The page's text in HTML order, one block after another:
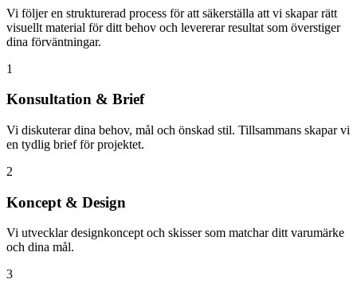
Vi följer en strukturerad process för att säkerställa att vi skapar rätt
visuellt material för ditt behov och levererar resultat som överstiger
dina förväntningar.
1
Konsultation & Brief
Vi diskuterar dina behov, mål och önskad stil. Tillsammans skapar vi
en tydlig brief för projektet.
2
Koncept & Design
Vi utvecklar designkoncept och skisser som matchar ditt varumärke
och dina mål.
3